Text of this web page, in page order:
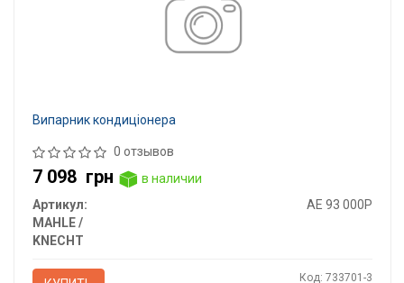
Випарник кондицiонера
0 отзывов
7 098 грн
в наличии
Артикул:
AE 93 000P
MAHLE /
KNECHT
Код: 733701-3